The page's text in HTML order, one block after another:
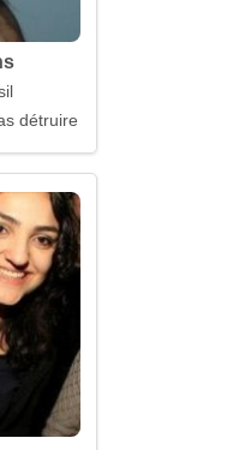
détruire